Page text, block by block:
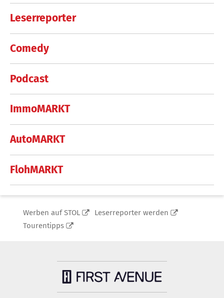
Leserreporter
Comedy
Podcast
ImmoMARKT
AutoMARKT
FlohMARKT
Werben auf STOL
Leserreporter werden
Tourentipps